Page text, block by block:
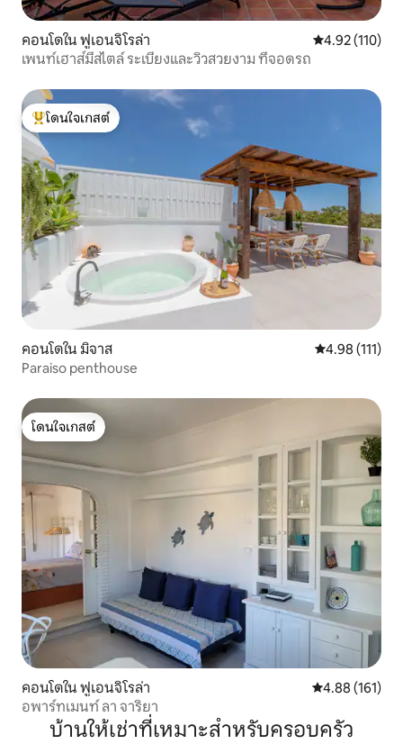
คอนโดใน ฟูเอนจิโรล่า คะแนนเฉลี่ย
4.92 (110)
เพนท์เฮาส์มีสไตล์ ระเบียงและวิวสวยงาม ที่จอดรถ
โดนใจเกสต์ที่สุด
โดนใจเกสต์
คอนโดใน มิจาส คะแนนเฉลี่ย
4.98 (111)
Paraiso penthouse
โดนใจเกสต์
โดนใจเกสต์
คอนโดใน ฟูเอนจิโรล่า คะแนนเฉลี่ย
4.88 (161)
อพาร์ทเมนท์ ลา จาริยา
บ้านให้เช่าที่เหมาะสำหรับครอบครัว